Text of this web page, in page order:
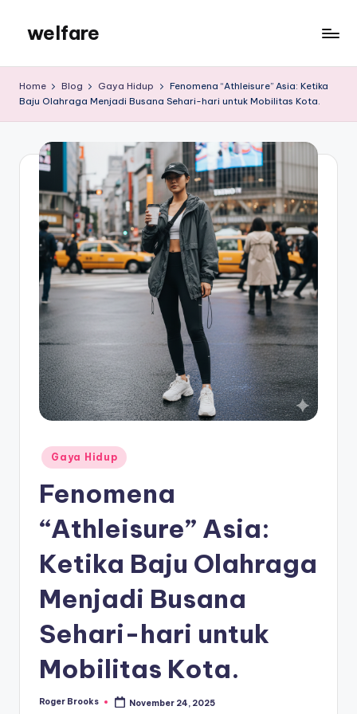
content
welfare
Home Blog Gaya Hidup
Fenomena “Athleisure” Asia: Ketika
Baju Olahraga Menjadi Busana Sehari-hari untuk Mobilitas Kota.
Posted
in
Gaya Hidup
Fenomena
“Athleisure” Asia:
Ketika Baju Olahraga
Menjadi Busana
Sehari-hari untuk
Mobilitas Kota.
Posted
Roger Brooks November 24, 2025